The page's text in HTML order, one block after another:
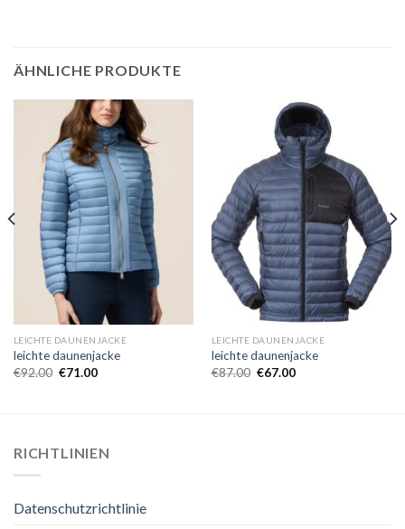
ÄHNLICHE PRODUKTE
LEICHTE DAUNENJACKE
leichte daunenjacke
€92.00 €71.00
LEICHTE DAUNENJACKE
leichte daunenjacke
€87.00 €67.00
RICHTLINIEN
Datenschutzrichtlinie